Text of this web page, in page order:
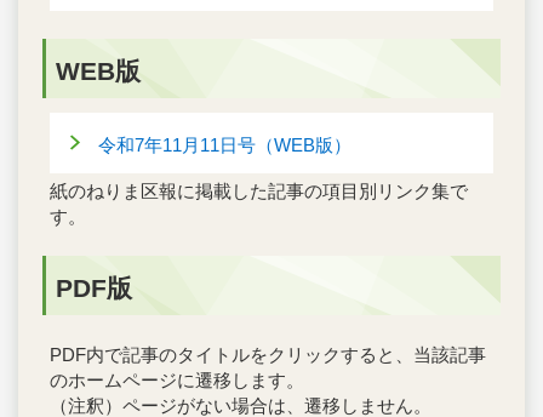
WEB版
令和7年11月11日号（WEB版）
紙のねりま区報に掲載した記事の項目別リンク集で
す。
PDF版
PDF内で記事のタイトルをクリックすると、当該記事
のホームページに遷移します。
（注釈）ページがない場合は、遷移しません。